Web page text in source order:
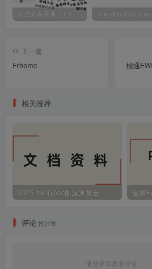
会员必看手册（1.9.0版本 26.4.5更新）
上一篇
Frhome
極通
相关推荐
2025 hw 有poc的漏洞集合
评论 抢沙发
请登录后发表评论